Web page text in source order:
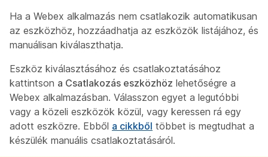
Ha a Webex alkalmazás nem csatlakozik automatikusan
az eszközhöz, hozzáadhatja az eszközök listájához, és
manuálisan kiválaszthatja.
Eszköz kiválasztásához és csatlakoztatásához
kattintson a Csatlakozás eszközhöz lehetőségre a
Webex alkalmazásban. Válasszon egyet a legutóbbi
vagy a közeli eszközök közül, vagy keressen rá egy
adott eszközre. Ebből a cikkből többet is megtudhat a
készülék manuális csatlakoztatásáról.